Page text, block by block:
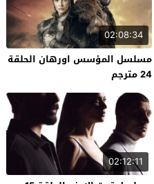
02:08:34
مسلسل المؤسس اورهان الحلقة
24 مترجم
02:12:11